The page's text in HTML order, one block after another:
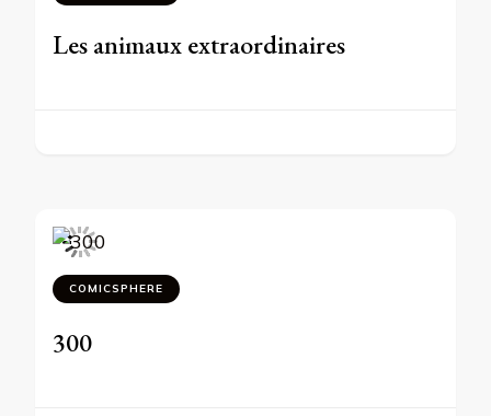
Les animaux extraordinaires
COMICSPHERE
300